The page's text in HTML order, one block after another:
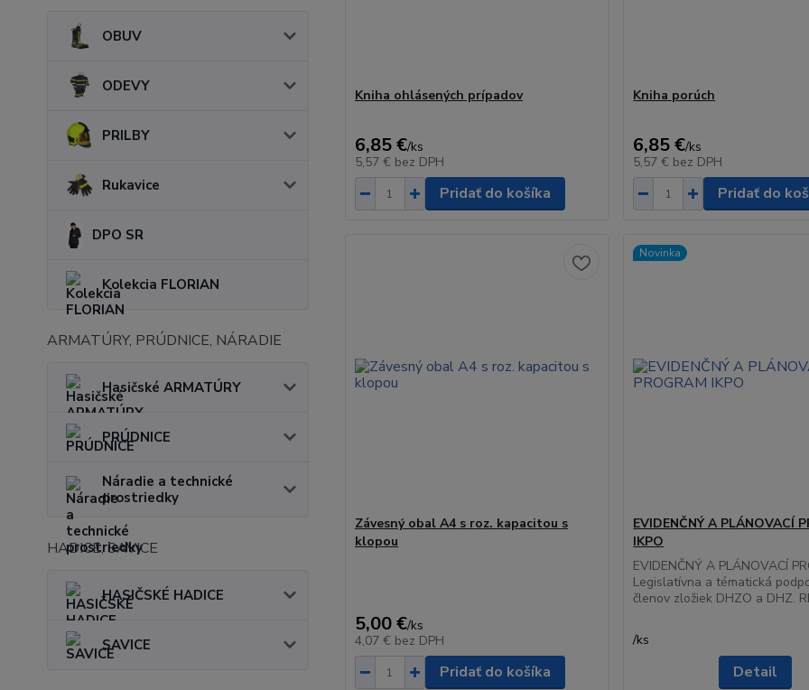
OBUV
ODEVY
PRILBY
Rukavice
DPO SR
Kolekcia FLORIAN
ARMATÚRY, PRÚDNICE, NÁRADIE
Hasičské ARMATÚRY
PRÚDNICE
Náradie a technické
prostriedky
HADICE, SAVICE
HASIČSKÉ HADICE
SAVICE
Kniha ohlásených prípadov
6,85 €/ks
5,57 € bez DPH
Pridať do košíka
Kniha porúch
6,85 €/ks
5,57 € bez DPH
Pridať do
Závesný obal A4 s roz. kapacitou s
klopou
5,00 €/ks
4,07 € bez DPH
Pridať do košíka
Novinka
EVIDENČNÝ A PLÁNOVACÍ
IKPO
EVIDENČNÝ A PLÁNOVACÍ
Legislatívna a tématická
členov zložiek DHZO a DHZ.
/ks
Detail